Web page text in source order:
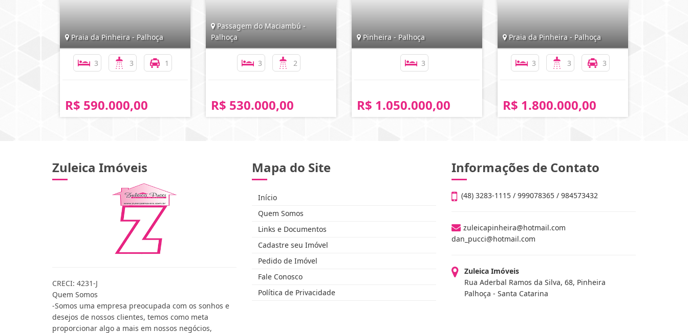
Praia da Pinheira - Palhoça
3 3 1
R$ 590.000,00
Passagem do Maciambú -
Palhoça
3 2
R$ 530.000,00
Pinheira - Palhoça
3
R$ 1.050.000,00
Praia da Pinheira - Palhoça
3 3 3
R$ 1.800.000,00
Zuleica Imóveis
CRECI: 4231-J
Quem Somos
-Somos uma empresa preocupada com os sonhos e
desejos de nossos clientes, temos como meta
proporcionar algo a mais em nossos negócios,
Mapa do Site
Início
Quem Somos
Links e Documentos
Cadastre seu Imóvel
Pedido de Imóvel
Fale Conosco
Política de Privacidade
Informações de Contato
(48) 3283-1115 / 999078365 / 984573432
zuleicapinheira@hotmail.com
dan_pucci@hotmail.com
Zuleica Imóveis
Rua Aderbal Ramos da Silva, 68, Pinheira
Palhoça - Santa Catarina